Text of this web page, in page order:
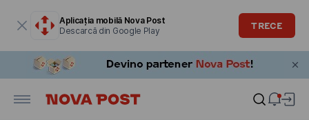
Aplicația mobilă Nova Post
Descarcă din Google Play
TRECE